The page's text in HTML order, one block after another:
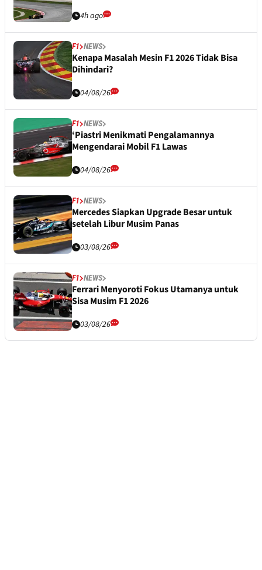
4h ago
F1 NEWS
Kenapa Masalah Mesin F1 2026 Tidak Bisa
Dihindari?
04/08/26
F1 NEWS
‘Piastri Menikmati Pengalamannya
Mengendarai Mobil F1 Lawas
04/08/26
F1 NEWS
Mercedes Siapkan Upgrade Besar untuk
setelah Libur Musim Panas
03/08/26
F1 NEWS
Ferrari Menyoroti Fokus Utamanya untuk
Sisa Musim F1 2026
03/08/26